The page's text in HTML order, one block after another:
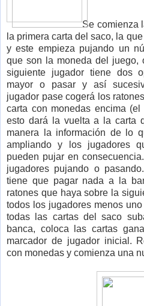
Se comienza
la primera carta del saco, la
y este empieza pujando un
que son la moneda del juego,
siguiente jugador tiene dos
mayor o pasar y así
jugador pase cogerá los
carta con monedas encima
esto dará la vuelta a la carta
manera la información de lo
ampliando y los jugadores
pueden pujar en
jugadores pujando o
tiene que pagar nada a la
ratones que haya sobre la
todos los jugadores menos
todas las cartas del saco
banca, coloca las cartas
marcador de jugador inicial.
con monedas y comienza una